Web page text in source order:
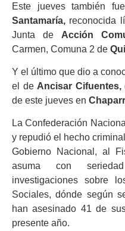
Este jueves también
Santamaría, reconocida
Junta de Acción
Carmen, Comuna 2 de
Y el último que dio a
el de Ancisar Cifuentes,
de este jueves en
La Confederación
y repudió el hecho
Gobierno Nacional, al
asuma con
investigaciones sobre
Sociales, dónde según
han asesinado 41 de
presente año.